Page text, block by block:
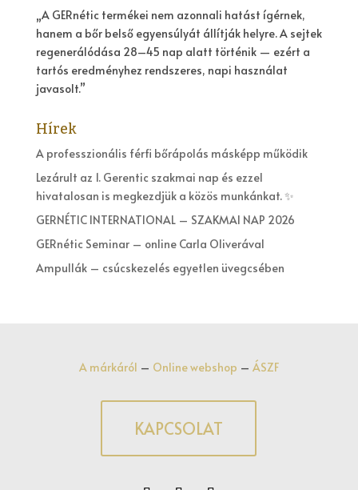
„A GERnétic termékei nem azonnali hatást ígérnek,
hanem a bőr belső egyensúlyát állítják helyre. A sejtek
regenerálódása 28–45 nap alatt történik — ezért a
tartós eredményhez rendszeres, napi használat
javasolt.”
Hírek
A professzionális férfi bőrápolás másképp működik
Lezárult az 1. Gerentic szakmai nap és ezzel
hivatalosan is megkezdjük a közös munkánkat. ✨
GERNÉTIC INTERNATIONAL – SZAKMAI NAP 2026
GERnétic Seminar – online Carla Oliverával
Ampullák – csúcskezelés egyetlen üvegcsében
A márkáról – Online webshop – ÁSZF
KAPCSOLAT